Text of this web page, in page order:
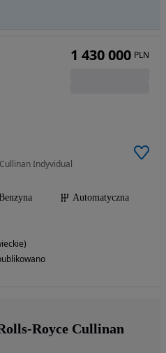
Indyvidual
Automatyczna
1 430 000 PLN
Royce Cullinan